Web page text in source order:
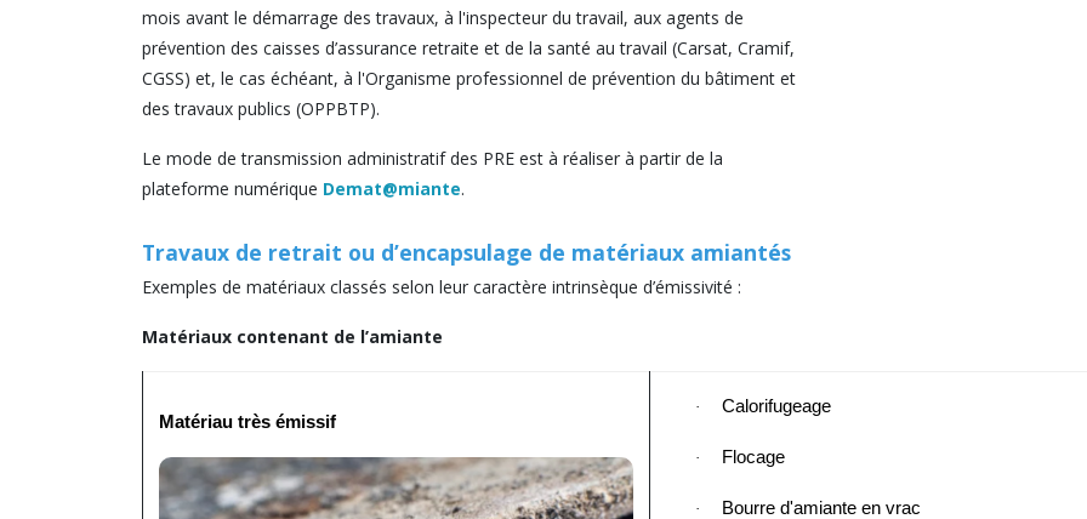
mois avant le démarrage des travaux, à l'inspecteur du travail, aux agents de
prévention des caisses d’assurance retraite et de la santé au travail (Carsat, Cramif,
CGSS) et, le cas échéant, à l'Organisme professionnel de prévention du bâtiment et
des travaux publics (OPPBTP).
Le mode de transmission administratif des PRE est à réaliser à partir de la
plateforme numérique Demat@miante.
Travaux de retrait ou d’encapsulage de matériaux amiantés
Exemples de matériaux classés selon leur caractère intrinsèque d’émissivité :
Matériaux contenant de l’amiante
Matériau très émissif
· Calorifugeage
· Flocage
· Bourre d'amiante en vrac